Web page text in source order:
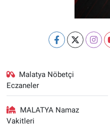
Malatya Nöbetçi
Eczaneler
MALATYA Namaz
Vakitleri